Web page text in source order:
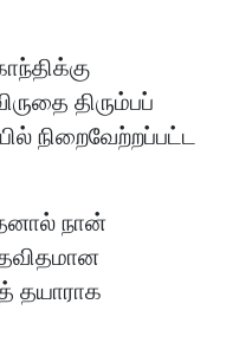
திரும்பப்
நிறைவேற்றப்பட்ட
நான்
தயாராக